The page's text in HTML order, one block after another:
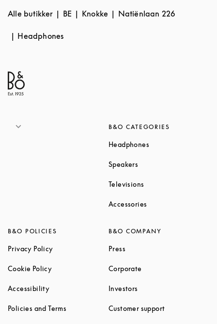
Alle butikker BE Knokke Natiënlaan 226
Headphones
B&O CATEGORIES
Headphones
Speakers
Televisions
Accessories
B&O POLICIES
Privacy PolicyLink Opens in New Tab
Cookie PolicyLink Opens in New Tab
AccessibilityLink Opens in New Tab
Policies and Terms Link Opens in New Tab
B&O COMPANY
Press
Corporate
Investors
Customer supportLink Opens in